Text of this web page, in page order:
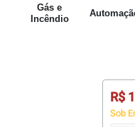
Gás e
Incêndio
R$
Sob